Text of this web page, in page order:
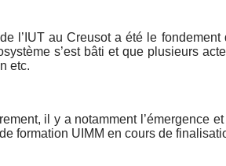
de l’IUT au Creusot a été le
s’est bâti et que plusieurs
etc.
il y a notamment l’émergence
formation UIMM en cours de